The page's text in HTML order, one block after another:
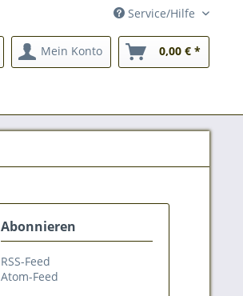
Service/Hilfe
Mein Konto 0,00 € *
Abonnieren
RSS-Feed
Atom-Feed